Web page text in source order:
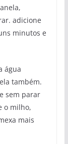
adicione
minutos e
água
também.
sem parar
o milho,
mais